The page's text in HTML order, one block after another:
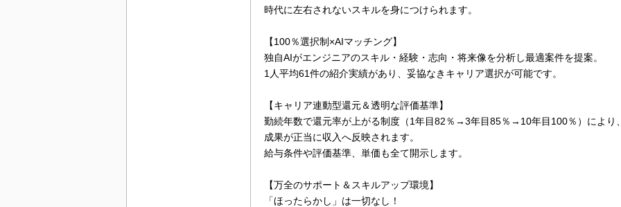
時代に左右されないスキルを身につけられます。
【100％選択制×AIマッチング】
独自AIがエンジニアのスキル・経験・志向・将来像を分析し最適案件を提案。
1人平均61件の紹介実績があり、妥協なきキャリア選択が可能です。
【キャリア連動型還元＆透明な評価基準】
勤続年数で還元率が上がる制度（1年目82％→3年目85％→10年目100％）により
成果が正当に収入へ反映されます。
給与条件や評価基準、単価も全て開示します。
【万全のサポート＆スキルアップ環境】
「ほったらかし」は一切なし！